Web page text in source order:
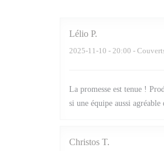
Lélio P
2025-11-10 - 20:00 -
La promesse est tenue !
si une équipe aussi
Christos T